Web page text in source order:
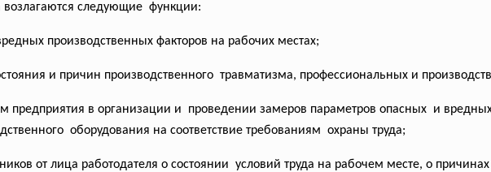
возлагаются следующие функции:
производственных факторов на рабочих местах;
и причин производственного травматизма, профессиональных и
предприятия в организации и проведении замеров параметров опасных и
оборудования на соответствие требованиям охраны труда;
от лица работодателя о состоянии условий труда на рабочем месте, о